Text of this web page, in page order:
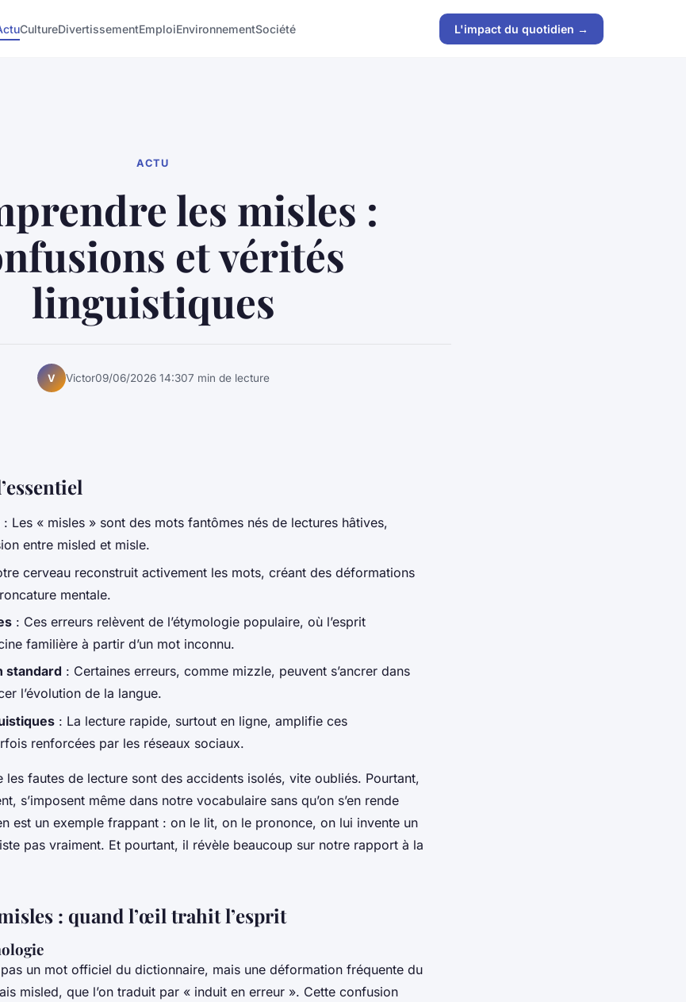
CultureDivertissementEmploiEnvironnementSociété L'impact du quotidien →
ACTU
les misles :
et vérités
linguistiques
V Victor09/06/2026 14:307 min de lecture
: Les « misles » sont des mots fantômes nés de lectures hâtives,
entre misled et misle.
cerveau reconstruit activement les mots, créant des déformations
mentale.
: Ces erreurs relèvent de l’étymologie populaire, où l’esprit
familière à partir d’un mot inconnu.
standard : Certaines erreurs, comme mizzle, peuvent s’ancrer dans
l’évolution de la langue.
: La lecture rapide, surtout en ligne, amplifie ces
renforcées par les réseaux sociaux.
les fautes de lecture sont des accidents isolés, vite oubliés. Pourtant,
s’imposent même dans notre vocabulaire sans qu’on s’en rende
est un exemple frappant : on le lit, on le prononce, on lui invente un
pas vraiment. Et pourtant, il révèle beaucoup sur notre rapport à la
: quand l’œil trahit l’esprit
pas un mot officiel du dictionnaire, mais une déformation fréquente du
misled, que l’on traduit par « induit en erreur ». Cette confusion